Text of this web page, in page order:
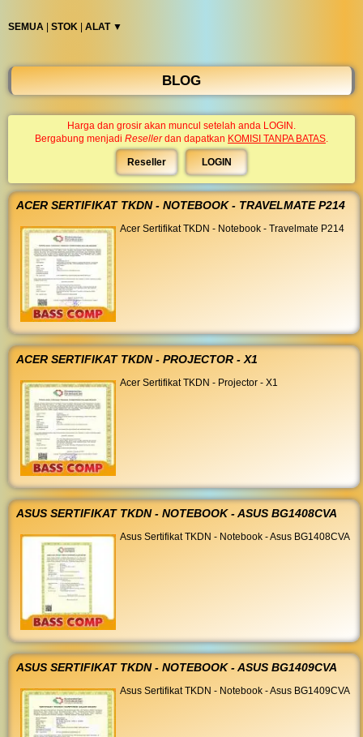
SEMUA STOK ALAT ▼︎
BLOG
Harga dan grosir akan muncul setelah anda LOGIN.
Bergabung menjadi Resellerdan dapatkan KOMISI TANPA BATAS.
Reseller LOGIN
ACER SERTIFIKAT TKDN - NOTEBOOK - TRAVELMATE P214
Acer Sertifikat TKDN - Notebook - Travelmate P214
ACER SERTIFIKAT TKDN - PROJECTOR - X1
Acer Sertifikat TKDN - Projector - X1
ASUS SERTIFIKAT TKDN - NOTEBOOK - ASUS BG1408CVA
Asus Sertifikat TKDN - Notebook - Asus BG1408CVA
ASUS SERTIFIKAT TKDN - NOTEBOOK - ASUS BG1409CVA
Asus Sertifikat TKDN - Notebook - Asus BG1409CVA